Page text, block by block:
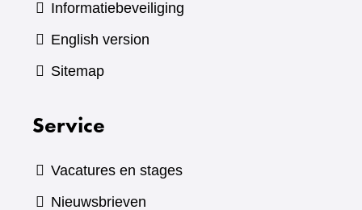
Informatiebeveiliging
English version
Sitemap
Service
Vacatures en stages
Nieuwsbrieven